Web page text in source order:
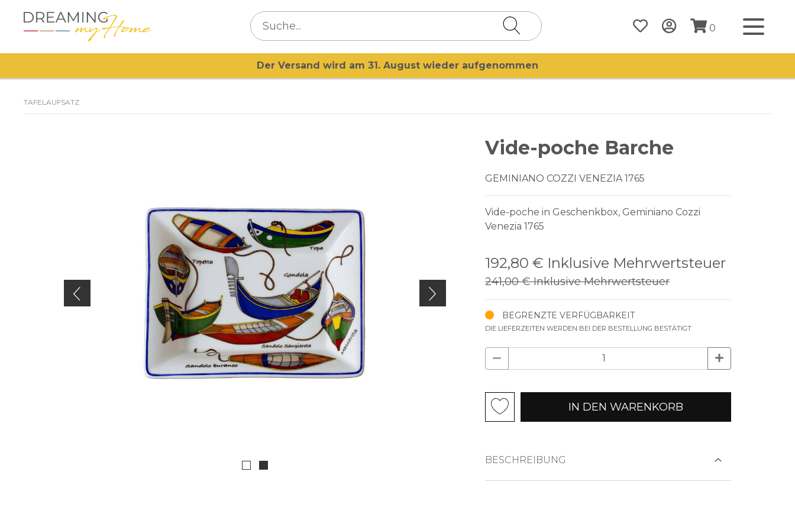
0
Der Versand wird am 31. August wieder aufgenommen
TAFELAUFSATZ
Vide-poche Barche
GEMINIANO COZZI VENEZIA 1765
Vide-poche in Geschenkbox, Geminiano Cozzi
Venezia 1765
192,80 € Inklusive Mehrwertsteuer
241,00 €Inklusive Mehrwertsteuer
BEGRENZTE VERFÜGBARKEIT
DIE LIEFERZEITEN WERDEN BEI DER BESTELLUNG BESTÄTIGT
IN DEN WARENKORB
BESCHREIBUNG